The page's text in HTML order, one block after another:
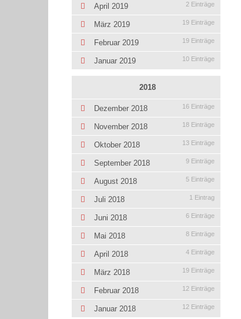
April 2019 2 Einträge
März 2019 19 Einträge
Februar 2019 19 Einträge
Januar 2019 10 Einträge
2018
Dezember 2018 16 Einträge
November 2018 18 Einträge
Oktober 2018 13 Einträge
September 2018 9 Einträge
August 2018 5 Einträge
Juli 2018 1 Eintrag
Juni 2018 6 Einträge
Mai 2018 8 Einträge
April 2018 4 Einträge
März 2018 19 Einträge
Februar 2018 12 Einträge
Januar 2018 12 Einträge